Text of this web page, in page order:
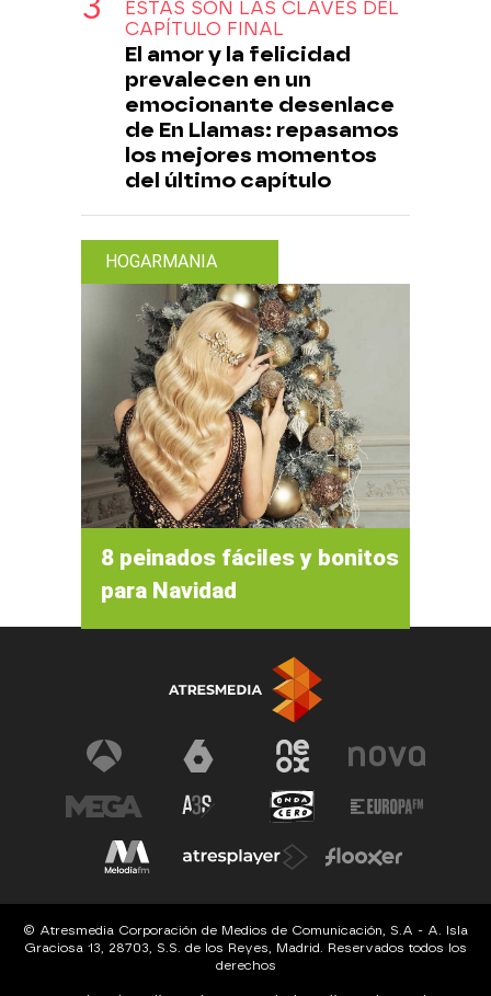
ESTAS SON LAS CLAVES DEL
CAPÍTULO FINAL
El amor y la felicidad
prevalecen en un
emocionante desenlace
de En Llamas: repasamos
los mejores momentos
del último capítulo
HOGARMANIA
8 peinados fáciles y bonitos
para Navidad
© Atresmedia Corporación de Medios de Comunicación, S.A - A. Isla
Graciosa 13, 28703, S.S. de los Reyes, Madrid. Reservados todos los
derechos